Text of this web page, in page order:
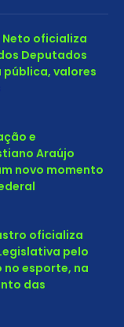
Neto oficializa
Deputados
pública, valores
e
Araújo
novo momento
oficializa
pelo
esporte, na
das